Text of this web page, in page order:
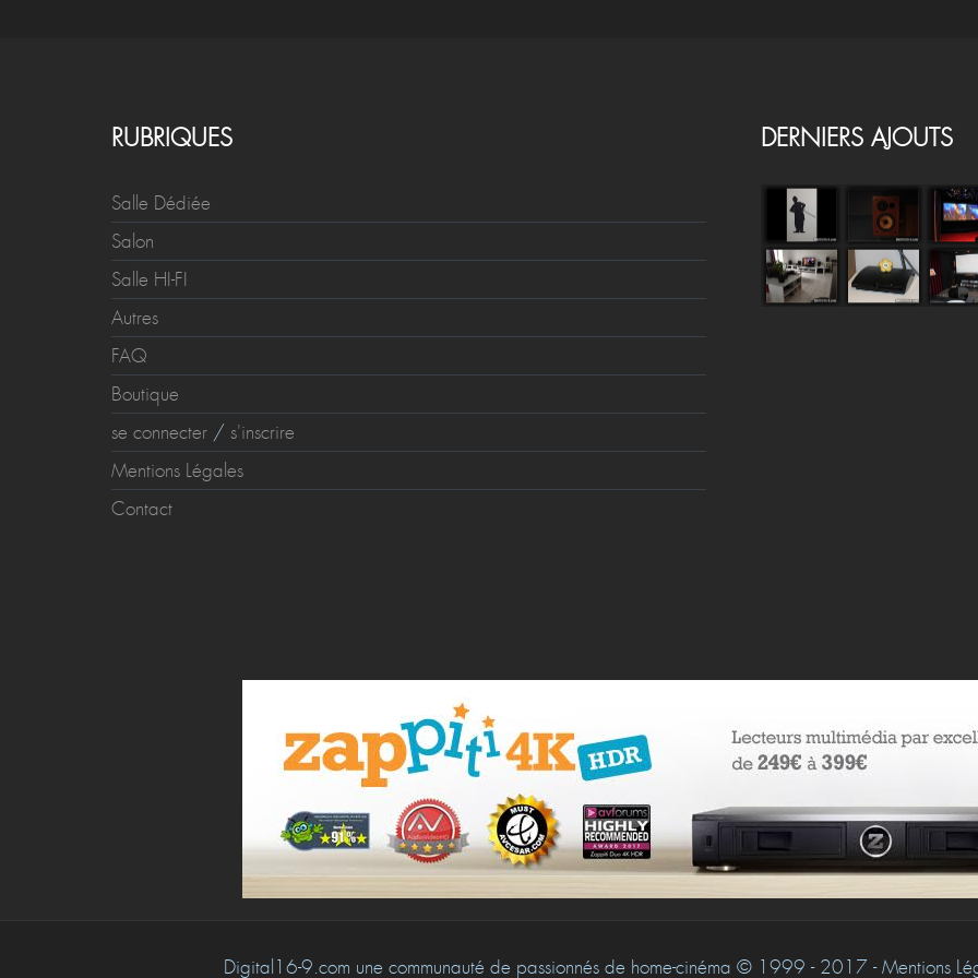
RUBRIQUES
Salle Dédiée
Salon
Salle HI-FI
Autres
FAQ
Boutique
se connecter / s'inscrire
Mentions Légales
Contact
DERNIERS AJOUTS
Digital16-9.com une communauté de passionnés de home-cinéma © 1999 - 2017 - Mentions